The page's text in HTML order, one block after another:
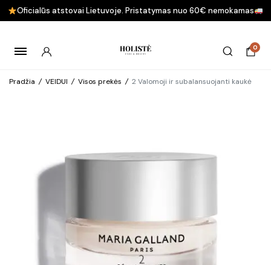
Oficialūs atstovai Lietuvoje. Pristatymas nuo 60€ nemokamas
0
Pradžia / VEIDUI / Visos prekės / 2 Valomoji ir subalansuojanti kaukė